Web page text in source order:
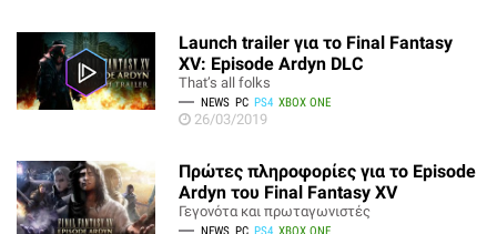
Launch trailer για το Final Fantasy
XV: Episode Ardyn DLC
That’s all folks
NEWS PC PS4 XBOX ONE
26/03/2019
Πρώτες πληροφορίες για το Episode
Ardyn του Final Fantasy XV
Γεγονότα και πρωταγωνιστές